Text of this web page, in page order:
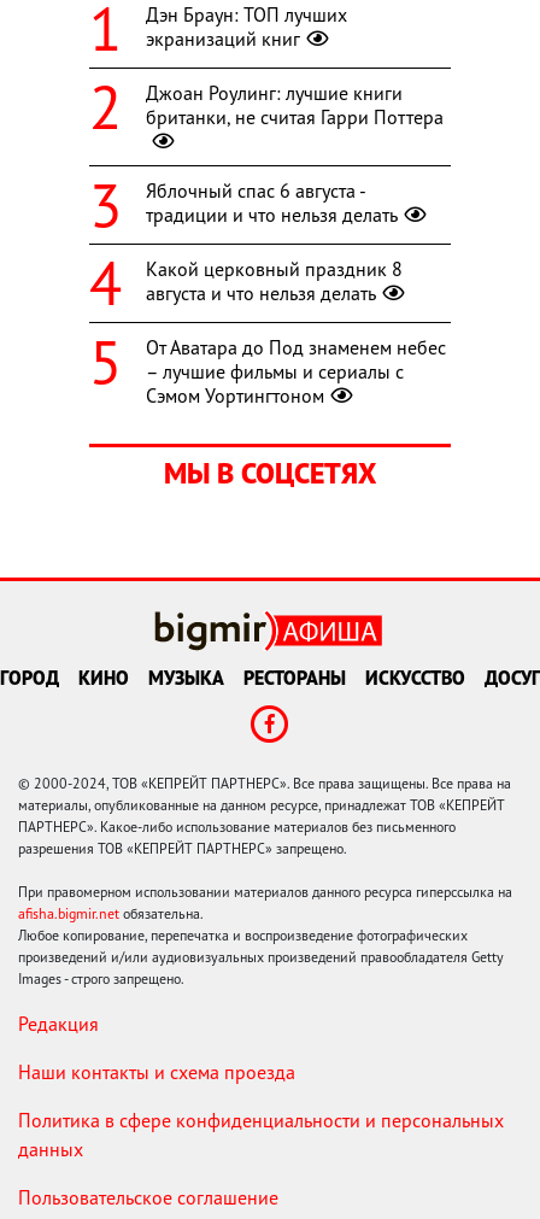
Дэн Браун: ТОП лучших
экранизаций книг
Джоан Роулинг: лучшие книги
британки, не считая Гарри Поттера
Яблочный спас 6 августа -
традиции и что нельзя делать
Какой церковный праздник 8
августа и что нельзя делать
От Аватара до Под знаменем небес
– лучшие фильмы и сериалы с
Сэмом Уортингтоном
МЫ В СОЦСЕТЯХ
ГОРОД КИНО МУЗЫКА РЕСТОРАНЫ ИСКУССТВО ДОСУГ
© 2000-2024, ТОВ «КЕПРЕЙТ ПАРТНЕРС». Все права защищены. Все права на
материалы, опубликованные на данном ресурсе, принадлежат ТОВ «КЕПРЕЙТ
ПАРТНЕРС». Какое-либо использование материалов без письменного
разрешения ТОВ «КЕПРЕЙТ ПАРТНЕРС» запрещено.
При правомерном использовании материалов данного ресурса гиперссылка на
afisha.bigmir.net обязательна.
Любое копирование, перепечатка и воспроизведение фотографических
произведений и/или аудиовизуальных произведений правообладателя Getty
Images - строго запрещено.
Редакция
Наши контакты и схема проезда
Политика в сфере конфиденциальности и персональных
данных
Пользовательское соглашение